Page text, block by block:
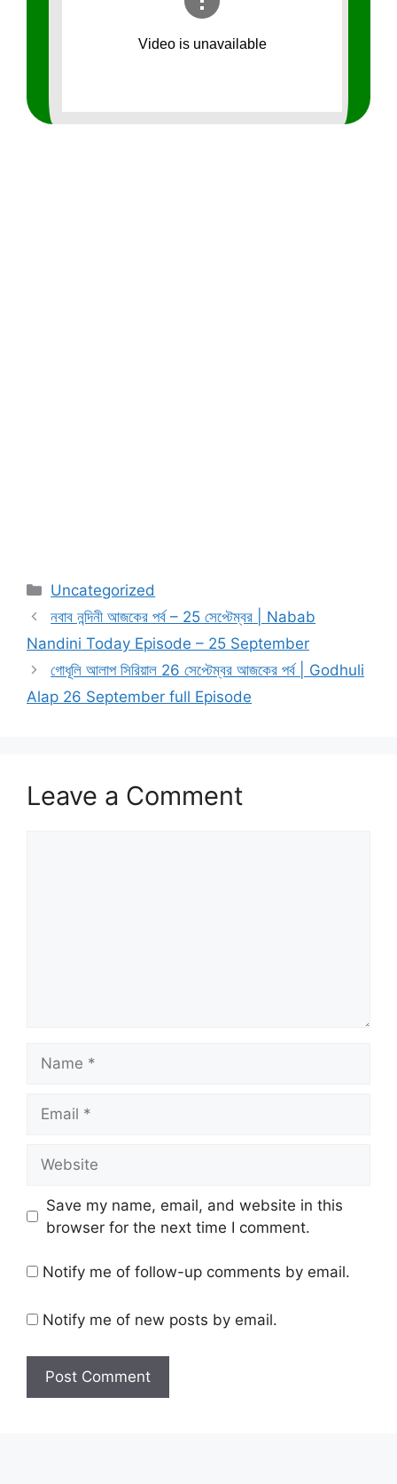
Categories
Uncategorized
নবাব নন্দিনী আজকের পর্ব – 25 সেপ্টেম্বর | Nabab
Nandini Today Episode – 25 September
গোধূলি আলাপ সিরিয়াল 26 সেপ্টেম্বর আজকের পর্ব | Godhuli
Alap 26 September full Episode
Leave a Comment
Save my name, email, and website in this
browser for the next time I comment.
Notify me of follow-up comments by email.
Notify me of new posts by email.